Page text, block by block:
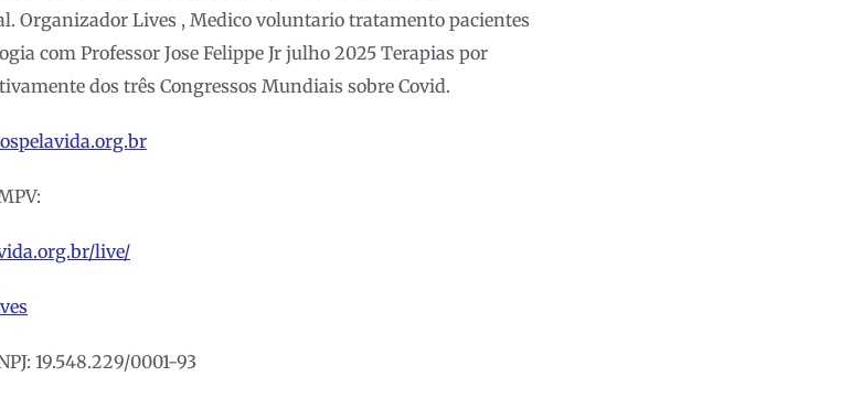
Organizador Lives , Medico voluntario tratamento pacientes
com Professor Jose Felippe Jr julho 2025 Terapias por
dos três Congressos Mundiais sobre Covid.
live/
19.548.229/0001-93